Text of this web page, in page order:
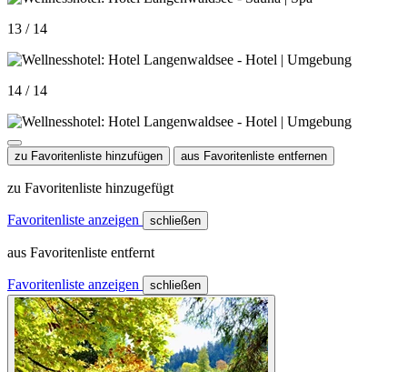
13 / 14
14 / 14
zu Favoritenliste hinzufügen aus Favoritenliste entfernen
zu Favoritenliste hinzugefügt
Favoritenliste anzeigen schließen
aus Favoritenliste entfernt
Favoritenliste anzeigen schließen